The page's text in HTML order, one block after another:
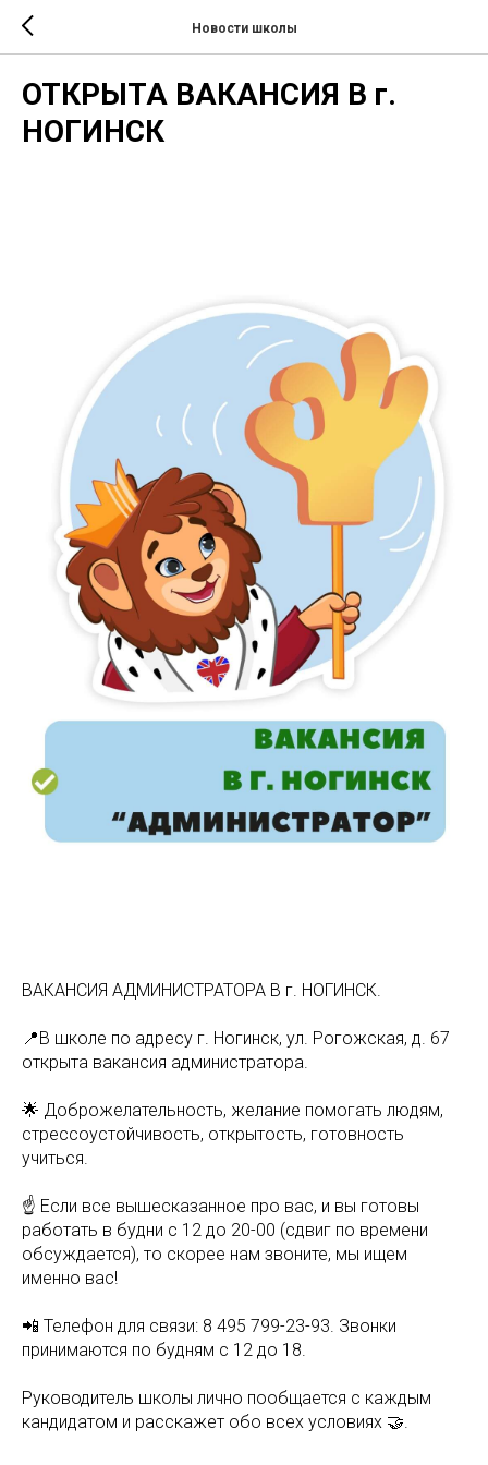
Новости школы
ОТКРЫТА ВАКАНСИЯ В г.
НОГИНСК
ВАКАНСИЯ АДМИНИСТРАТОРА В г. НОГИНСК.
📍В школе по адресу г. Ногинск, ул. Рогожская, д. 67
открыта вакансия администратора.
🌟 Доброжелательность, желание помогать людям,
стрессоустойчивость, открытость, готовность
учиться.
☝️ Если все вышесказанное про вас, и вы готовы
работать в будни с 12 до 20-00 (сдвиг по времени
обсуждается), то скорее нам звоните, мы ищем
именно вас!
📲 Телефон для связи: 8 495 799-23-93. Звонки
принимаются по будням с 12 до 18.
Руководитель школы лично пообщается с каждым
кандидатом и расскажет обо всех условиях 🤝.